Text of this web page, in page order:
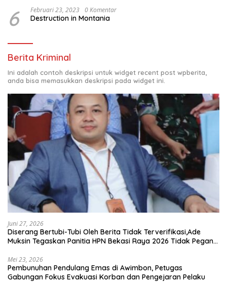
6 Februari 23, 2023 0 Komentar
Destruction in Montania
Berita Kriminal
Ini adalah contoh deskripsi untuk widget recent post wpberita,
anda bisa memasukkan deskripsi pada widget ini.
Juni 27, 2026
Diserang Bertubi-Tubi Oleh Berita Tidak Terverifikasi,Ade
Muksin Tegaskan Panitia HPN Bekasi Raya 2026 Tidak Pegang
Mei 23, 2026
Pembunuhan Pendulang Emas di Awimbon, Petugas
Gabungan Fokus Evakuasi Korban dan Pengejaran Pelaku